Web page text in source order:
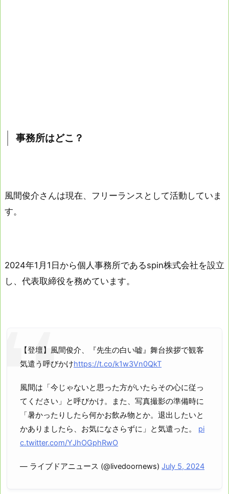
事務所はどこ？
風間俊介さんは現在、フリーランスとして活動していま
す。
2024年1月1日から個人事務所であるspin株式会社を設立
し、代表取締役を務めています。
【登壇】風間俊介、『先生の白い嘘』舞台挨拶で観客
気遣う呼びかけhttps://t.co/k1w3Vn0QkT
風間は「今じゃないと思った方がいたらその心に従っ
てください」と呼びかけ。また、写真撮影の準備時に
「暑かったりしたら何かお飲み物とか。退出したいと
かありましたら、お気になさらずに」と気遣った。 pi
c.twitter.com/YJhOGphRwO
— ライブドアニュース (@livedoornews) July 5, 2024